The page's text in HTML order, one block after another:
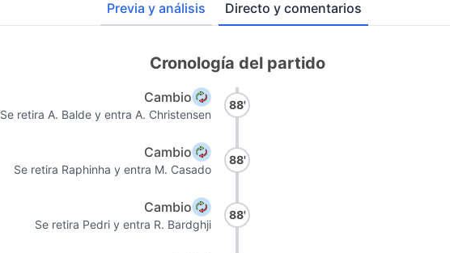
Previa y análisis Directo y comentarios
Cronología del partido
Cambio
Se retira A. Balde y entra A. Christensen
88'
Cambio
Se retira Raphinha y entra M. Casado
88'
Cambio
Se retira Pedri y entra R. Bardghji
88'